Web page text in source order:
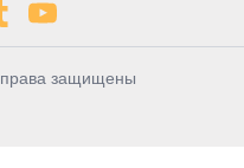
защищены